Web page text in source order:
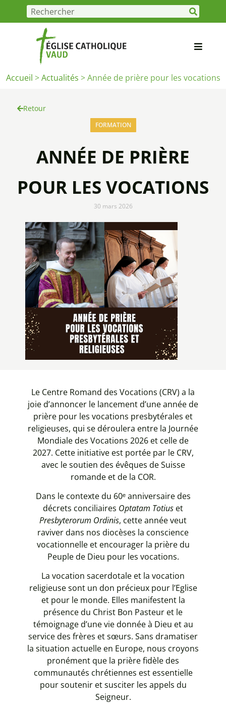
Accueil >Actualités >Année de prière pour les vocations
Retour
FORMATION
ANNÉE DE PRIÈRE
POUR LES VOCATIONS
30 mars 2026
Le Centre Romand des Vocations (CRV) a la
joie d’annoncer le lancement d’une année de
prière pour les vocations presbytérales et
religieuses, qui se déroulera entre la Journée
Mondiale des Vocations 2026 et celle de
2027. Cette initiative est portée par le CRV,
avec le soutien des évêques de Suisse
romande et de la COR.
Dans le contexte du 60ᵉ anniversaire des
décrets conciliaires Optatam Totius et
Presbyterorum Ordinis, cette année veut
raviver dans nos diocèses la conscience
vocationnelle et encourager la prière du
Peuple de Dieu pour les vocations.
La vocation sacerdotale et la vocation
religieuse sont un don précieux pour l’Eglise
et pour le monde. Elles manifestent la
présence du Christ Bon Pasteur et le
témoignage d’une vie donnée à Dieu et au
service des frères et sœurs. Sans dramatiser
la situation actuelle en Europe, nous croyons
pronément que la prière fidèle des
communautés chrétiennes est essentielle
pour soutenir et susciter les appels du
Seigneur.